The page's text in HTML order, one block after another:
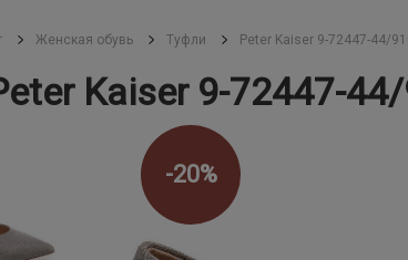
Женская обувь Туфли Peter Kaiser 9-72447-44/
Kaiser 9-72447-
-20%